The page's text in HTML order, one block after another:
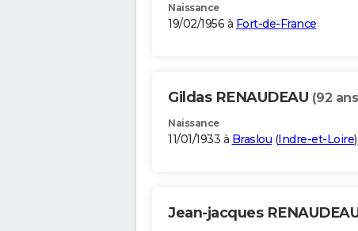
Naissance
19/02/1956 à Fort-de-France
Gildas RENAUDEAU (92
Naissance
11/01/1933 à Braslou (Indre-et-Loire)
Jean-jacques